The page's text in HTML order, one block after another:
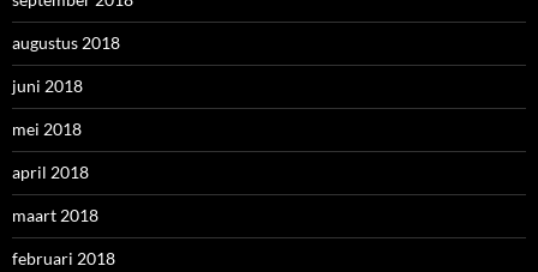
augustus 2018
juni 2018
mei 2018
april 2018
maart 2018
februari 2018